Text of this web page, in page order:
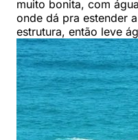
muito bonita, com
onde dá pra estender
estrutura, então leve